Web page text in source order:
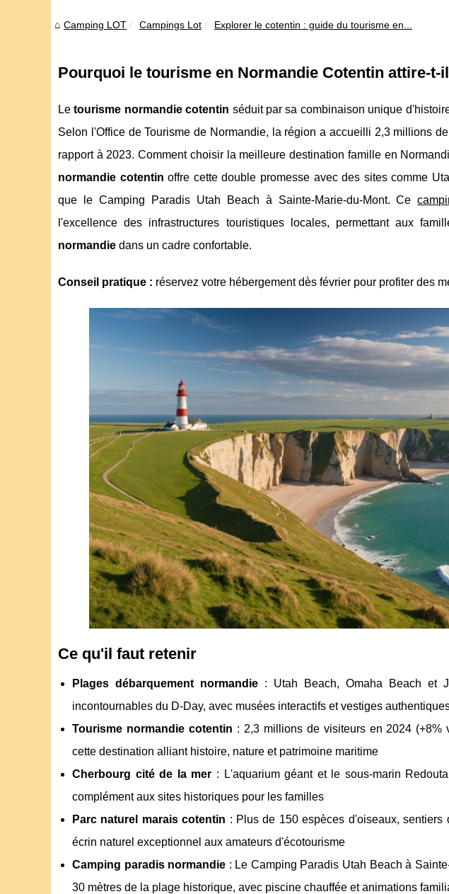
Camping LOT Campings Lot Explorer le cotentin : guide du tourisme en...
Pourquoi le tourisme en Normandie Cotentin attire-t-
Letourisme normandie cotentin séduit par sa combinaison unique
Selon l'Office de Tourisme de Normandie, la région a accueilli 2,3 millions
rapport à 2023. Comment choisir la meilleure destination famille en
normandie cotentin offre cette double promesse avec des sites comme
que le Camping Paradis Utah Beach à Sainte-Marie-du-Mont. Ce
l'excellence des infrastructures touristiques locales, permettant aux
normandie dans un cadre confortable.
Conseil pratique : réservez votre hébergement dès février pour profiter des
Ce qu'il faut retenir
Plages débarquement normandie : Utah Beach, Omaha Beach et
incontournables du D-Day, avec musées interactifs et vestiges
Tourisme normandie cotentin : 2,3 millions de visiteurs en 2024 (+8%
cette destination alliant histoire, nature et patrimoine maritime
Cherbourg cité de la mer : L'aquarium géant et le sous-marin
complément aux sites historiques pour les familles
Parc naturel marais cotentin : Plus de 150 espèces d'oiseaux,
écrin naturel exceptionnel aux amateurs d'écotourisme
Camping paradis normandie : Le Camping Paradis Utah Beach à
30 mètres de la plage historique, avec piscine chauffée et animations